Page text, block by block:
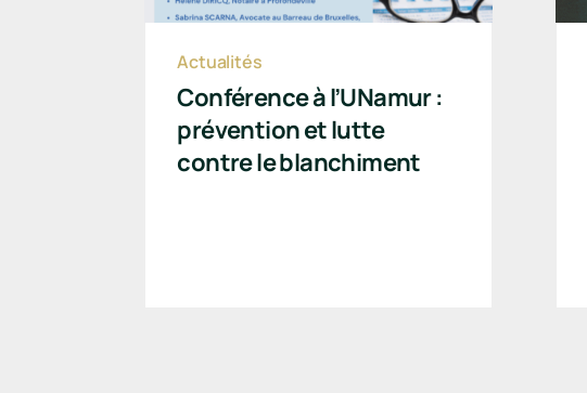
Conférence à l’UNamur :
prévention et lutte
contre le blanchiment
Actualités